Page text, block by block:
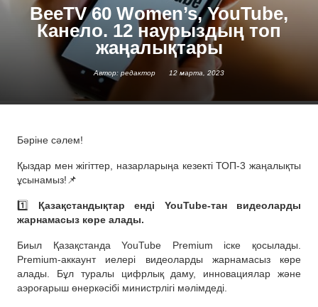
BeeTV 60 Women’s, YouTube,
Канело. 12 наурыздың топ
жаңалықтары
Автор: редактор 12 марта, 2023
Бәріне сәлем!
Қыздар мен жігіттер, назарларыңа кезекті ТОП-3 жаңалықты
ұсынамыз!📌
1️⃣ Қазақстандықтар енді YouTube-тан видеоларды
жарнамасыз көре алады.
Биыл Қазақстанда YouTube Premium іске қосылады.
Premium-аккаунт иелері видеоларды жарнамасыз көре
алады. Бұл туралы цифрлық даму, инновациялар және
аэроғарыш өнеркәсібі министрлігі мәлімдеді.